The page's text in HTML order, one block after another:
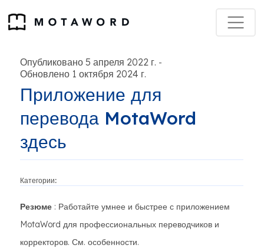
Опубликовано 5 апреля 2022 г. -
Обновлено 1 октября 2024 г.
Приложение для
перевода MotaWord
здесь
Категории:
Резюме : Работайте умнее и быстрее с приложением
MotaWord для профессиональных переводчиков и
корректоров. См. особенности.